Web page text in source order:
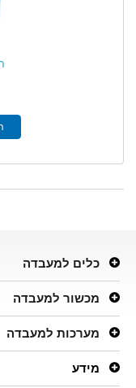
כלים למעבדה
מכשור למעבדה
מערכות למעבדה
מידע